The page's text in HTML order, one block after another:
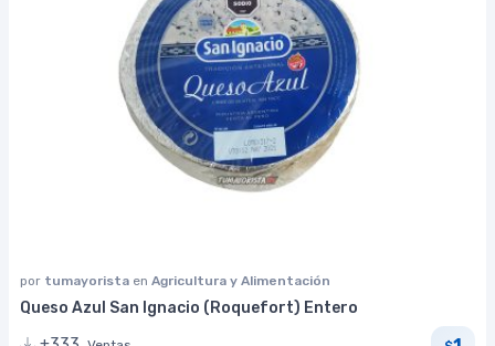
por tumayorista en Agricultura y Alimentación
Queso Azul San Ignacio (Roquefort) Entero